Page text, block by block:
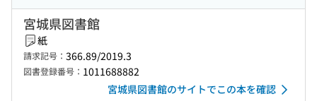
宮城県図書館
紙
請求記号： 366.89/2019.3
図書登録番号： 1011688882
宮城県図書館のサイトでこの本を確認